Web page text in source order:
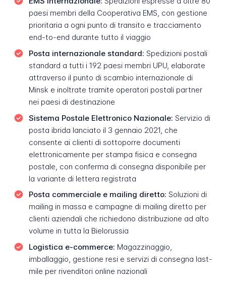
paesi membri della Cooperativa EMS, con gestione
prioritaria a ogni punto di transito e tracciamento
end-to-end durante tutto il viaggio
Posta internazionale standard: Spedizioni postali
standard a tutti i 192 paesi membri UPU, elaborate
attraverso il punto di scambio internazionale di
Minsk e inoltrate tramite operatori postali partner
nei paesi di destinazione
Sistema Postale Elettronico Nazionale: Servizio di
posta ibrida lanciato il 3 gennaio 2021, che
consente ai clienti di sottoporre documenti
elettronicamente per stampa fisica e consegna
postale, con conferma di consegna disponibile per
la variante di lettera registrata
Posta commerciale e mailing diretto: Soluzioni di
mailing in massa e campagne di mailing diretto per
clienti aziendali che richiedono distribuzione ad alto
volume in tutta la Bielorussia
Logistica e-commerce: Magazzinaggio,
imballaggio, gestione resi e servizi di consegna last-
mile per rivenditori online nazionali